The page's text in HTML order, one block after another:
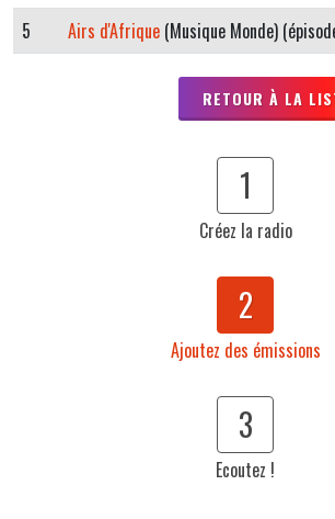
5
Airs d'Afrique (Musique Monde)
RETOUR À LA
1
Créez la radio
2
Ajoutez des émissions
3
Ecoutez !